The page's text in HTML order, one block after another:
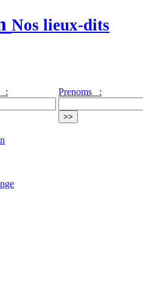
Nos lieux-dits
: Prenoms :